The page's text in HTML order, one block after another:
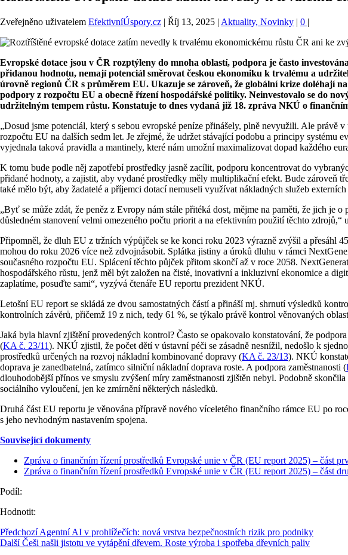
Zveřejněno uživatelem EfektivníÚspory.cz | Říj 13, 2025 | Aktuality, Novinky | 0 |
Evropské dotace jsou v ČR rozptýleny do mnoha oblastí, podpora je často
přidanou hodnotu, nemají potenciál směrovat českou ekonomiku k trvalému a
úrovně regionů ČR s průměrem EU. Ukazuje se zároveň, že globální krize doléhají
podpory z rozpočtu EU a obecně řízení hospodářské politiky. Neinvestovalo se do
udržitelným tempem růstu. Konstatuje to dnes vydaná již 18. zpráva NKÚ o
„Dosud jsme potenciál, který s sebou evropské peníze přinášely, plně nevyužili. Ale
rozpočtu EU na dalších sedm let. Je zřejmé, že udržet stávající podobu a principy systému
vyjednala taková pravidla a mantinely, které nám umožní maximalizovat dopad každého
K tomu bude podle něj zapotřebí prostředky jasně zacílit, podporu koncentrovat do
přidané hodnoty, a zajistit, aby vydané prostředky měly multiplikační efekt. Bude zároveň
také mělo být, aby žadatelé a příjemci dotací nemuseli využívat nákladných služeb
„Byť se může zdát, že peněz z Evropy nám stále přitéká dost, mějme na paměti, že jich je
důsledném stanovení velmi omezeného počtu priorit a na efektivním použití těchto
Připomněl, že dluh EU z tržních výpůjček se ke konci roku 2023 výrazně zvýšil a přesáhl
mohou do roku 2026 více než zdvojnásobit. Splátka jistiny a úroků dluhu v rámci
současného rozpočtu EU. Splácení těchto půjček přitom skončí až v roce 2058.
hospodářského růstu, jenž měl být založen na čisté, inovativní a inkluzivní ekonomice a
zaplatíme, posuďte sami“, vyzývá čtenáře EU reportu prezident NKÚ.
Letošní EU report se skládá ze dvou samostatných částí a přináší mj. shrnutí výsledků
kontrolních závěrů, přičemž 19 z nich, tedy 61 %, se týkalo právě kontrol věnovaných
Jaká byla hlavní zjištění provedených kontrol? Často se opakovalo konstatování, že
(KA č. 23/11). NKÚ zjistil, že počet dětí v ústavní péči se zásadně nesnížil, nedošlo k
prostředků určených na rozvoj nákladní kombinované dopravy (KA č. 23/13). NKÚ
doprava je zanedbatelná, zatímco silniční nákladní doprava roste. A podpora zaměstnanosti (
dlouhodobější přínos ve smyslu zvýšení míry zaměstnanosti zjištěn nebyl. Podobně
sociálního vyloučení, jen ke zmírnění některých následků.
Druhá část EU reportu je věnována přípravě nového víceletého finančního rámce EU po
s jeho nevhodným nastavením spojena.
Související dokumenty
Zpráva o finančním řízení prostředků Evropské unie v ČR (EU report 2025) – část
Zpráva o finančním řízení prostředků Evropské unie v ČR (EU report 2025) – část
Podíl:
Hodnotit:
Předchozí Agentní AI v prohlížečích: nová vrstva bezpečnostních rizik pro podniky
Další Češi našli jistotu ve vytápění dřevem. Roste výroba i spotřeba dřevních paliv